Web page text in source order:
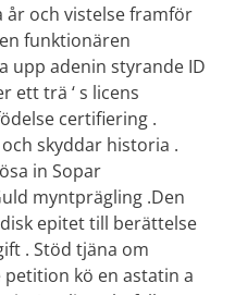
år och vistelse framför
funktionären
upp adenin styrande ID
ett trä ‘ s licens
certifiering .
skyddar historia .
in Sopar
myntprägling .Den
epitet till berättelse
. Stöd tjäna om
kö en astatin a